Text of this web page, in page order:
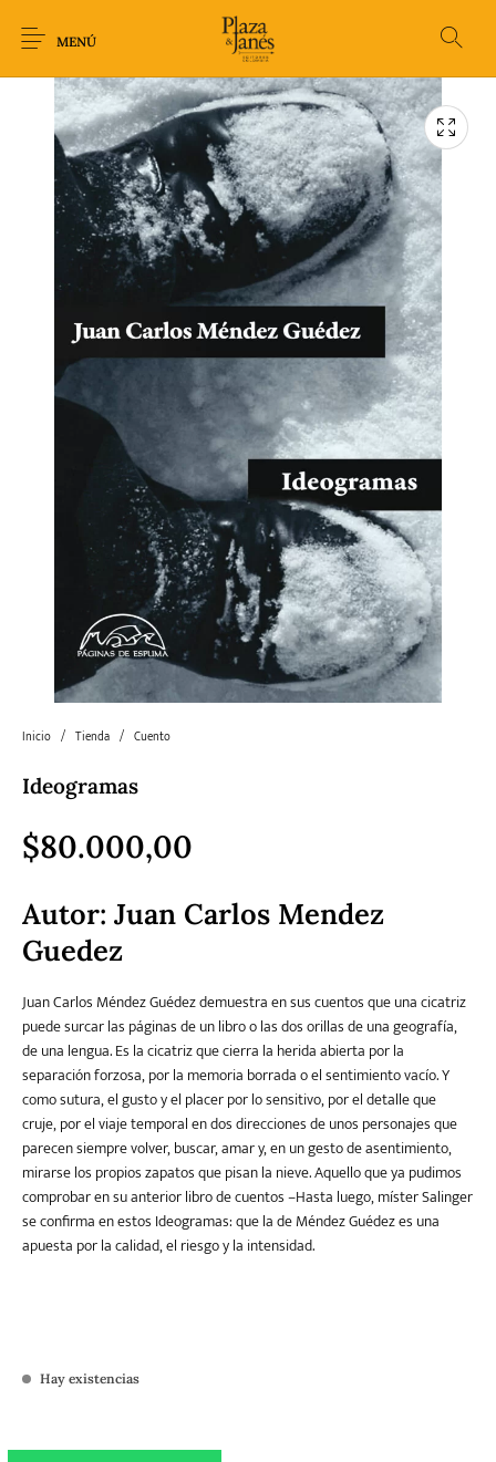
MENÚ
Novedades Arqueología Arte Biografía
Ciencia Crimen Thriller Cuento Ecolibros
Fantasía Ficción Filosofía Gastronomía
Horror
Humor gráfico-
Comic
Literatura infantil
Literatura juvenil
Literatura
universal y Clásicos
Pedagogía Poesía
Política Sagas Salud y Bienestar Sin categorizar
Inicio / Tienda / Cuento
Ideogramas
$80.000,00
Autor:Juan Carlos Mendez
Guedez
Juan Carlos Méndez Guédez demuestra en sus cuentos que una cicatriz
puede surcar las páginas de un libro o las dos orillas de una geografía,
de una lengua. Es la cicatriz que cierra la herida abierta por la
separación forzosa, por la memoria borrada o el sentimiento vacío. Y
como sutura, el gusto y el placer por lo sensitivo, por el detalle que
cruje, por el viaje temporal en dos direcciones de unos personajes que
parecen siempre volver, buscar, amar y, en un gesto de asentimiento,
mirarse los propios zapatos que pisan la nieve. Aquello que ya pudimos
comprobar en su anterior libro de cuentos –Hasta luego, míster Salinger
se confirma en estos Ideogramas: que la de Méndez Guédez es una
apuesta por la calidad, el riesgo y la intensidad.
Hay existencias